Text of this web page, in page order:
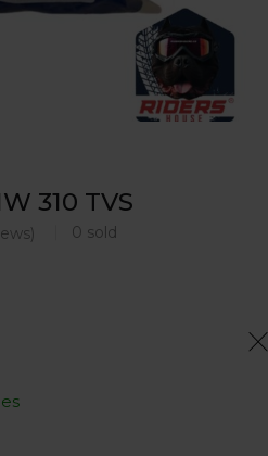
310 TVS
0 sold